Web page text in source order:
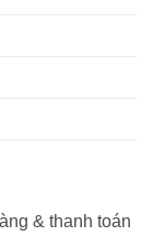
& thanh toán